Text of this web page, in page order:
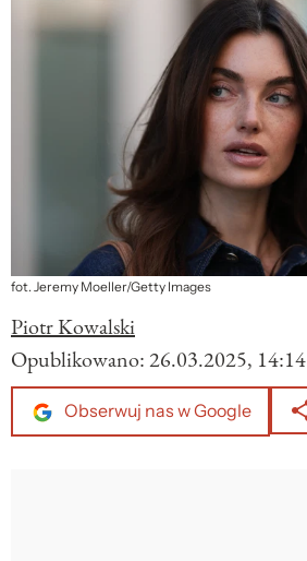
fot. Jeremy Moeller/Getty Images
Piotr Kowalski
Opublikowano:26.03.2025, 14:14
Obserwuj nas w Google